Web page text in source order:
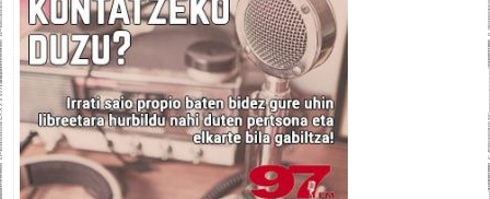
e
b
o
o
t
t
e
d